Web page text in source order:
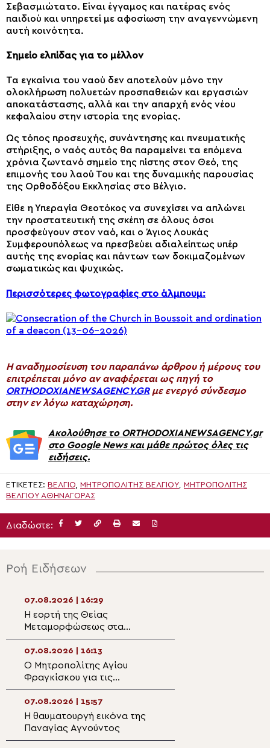
Σεβασμιώτατο. Είναι έγγαμος και πατέρας ενός
παιδιού και υπηρετεί με αφοσίωση την αναγεννώμενη
αυτή κοινότητα.
Σημείο ελπίδας για το μέλλον
Τα εγκαίνια του ναού δεν αποτελούν μόνο την
ολοκλήρωση πολυετών προσπαθειών και εργασιών
αποκατάστασης, αλλά και την απαρχή ενός νέου
κεφαλαίου στην ιστορία της ενορίας.
Ως τόπος προσευχής, συνάντησης και πνευματικής
στήριξης, ο ναός αυτός θα παραμείνει τα επόμενα
χρόνια ζωντανό σημείο της πίστης στον Θεό, της
επιμονής του λαού Του και της δυναμικής παρουσίας
της Ορθοδόξου Εκκλησίας στο Βέλγιο.
Είθε η Υπεραγία Θεοτόκος να συνεχίσει να απλώνει
την προστατευτική της σκέπη σε όλους όσοι
προσφεύγουν στον ναό, και ο Άγιος Λουκάς
Συμφερουπόλεως να πρεσβεύει αδιαλείπτως υπέρ
αυτής της ενορίας και πάντων των δοκιμαζομένων
σωματικώς και ψυχικώς.
Περισσότερες φωτογραφίες στο άλμπουμ:
H αναδημοσίευση του παραπάνω άρθρου ή μέρους του
επιτρέπεται μόνο αν αναφέρεται ως πηγή το
ORTHODOXIANEWSAGENCY.GRμε ενεργό σύνδεσμο
στην εν λόγω καταχώρηση.
Ακολούθησε το ORTHODOXIANEWSAGENCY.gr
στο Google News και μάθε πρώτος όλες τις
ειδήσεις.
ΕΤΙΚΈΤΕΣ: ΒΕΛΓΙΟ, ΜΗΤΡΟΠΟΛΙΤΗΣ ΒΕΛΓΙΟΥ, ΜΗΤΡΟΠΟΛΊΤΗΣ
ΒΕΛΓΊΟΥ ΑΘΗΝΑΓΌΡΑΣ
Διαδώστε:
Ροή Ειδήσεων
07.08.2026 | 16:29
Η εορτή της Θείας
Μεταμορφώσεως στα
Ιωάννινα
07.08.2026 | 16:13
Ο Μητροπολίτης Αγίου
Φραγκίσκου για τις
πυρκαγιές στο Σποκέιν και
την κοινότητα της Αγίας
Τριάδος
07.08.2026 | 15:57
Η θαυματουργή εικόνα της
Παναγίας Αγνούντος